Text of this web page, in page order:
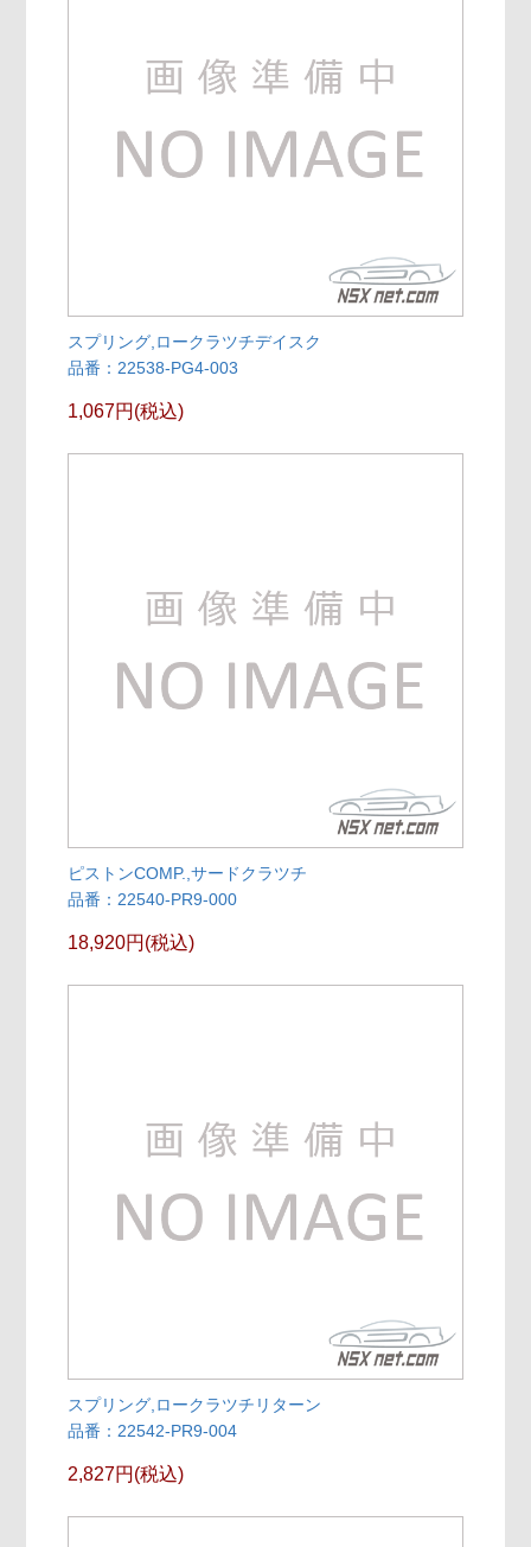
スプリング,ロークラツチデイスク
品番：22538-PG4-003
1,067円(税込)
ピストンCOMP.,サードクラツチ
品番：22540-PR9-000
18,920円(税込)
スプリング,ロークラツチリターン
品番：22542-PR9-004
2,827円(税込)